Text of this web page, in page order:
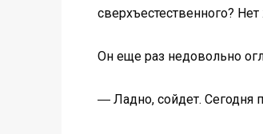
сверхъестественного?
Он еще раз недовольно
― Ладно, сойдет. Сегодня